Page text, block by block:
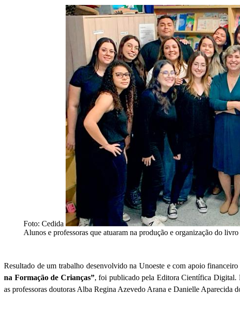
Foto: Cedida
Alunos e professoras que atuaram na produção e organização do livro
Resultado de um trabalho desenvolvido na Unoeste e com apoio
na Formação de Crianças”, foi publicado pela Editora Científica Digital.
as professoras doutoras Alba Regina Azevedo Arana e Danielle Aparecida